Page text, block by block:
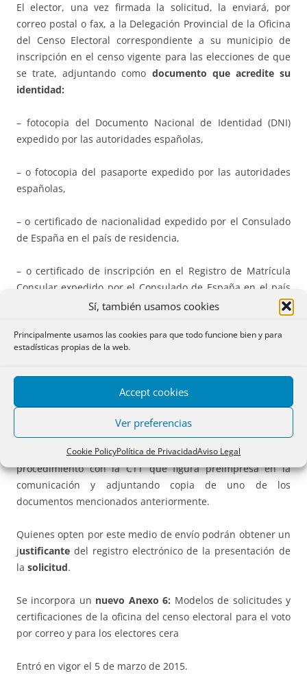
Sí, también usamos cookies
Principalmente usamos las cookies para que todo funcione bien y para
estadísticas propias de la web.
Accept cookies
Ver preferencias
Cookie PolicyPolítica de PrivacidadAviso Legal
El elector, una vez firmada la solicitud, la enviará, por
correo postal o fax, a la Delegación Provincial de la Oficina
del Censo Electoral correspondiente a su municipio de
inscripción en el censo vigente para las elecciones de que
se trate, adjuntando como documento que acredite su
identidad:
– fotocopia del Documento Nacional de Identidad (DNI)
expedido por las autoridades españolas,
– o fotocopia del pasaporte expedido por las autoridades
españolas,
– o certificado de nacionalidad expedido por el Consulado
de España en el país de residencia,
– o certificado de inscripción en el Registro de Matrícula
Consular expedido por el Consulado de España en el país
Elenvío de la solicitud también podrá ser realizado de
forma telemática , accediendo el interesado al
Sede Electrónica del INE,
https://sede.ine.gob.es
acreditando su identidad mediante un certificado
electrónico reconocido, asociado a su DNI. Quienes no
dispongan de certificado electrónico, podrán realizar el
envío de la solicitud por esta misma vía, accediendo al
procedimiento con la CTT que figura preimpresa en la
comunicación y adjuntando copia de uno de los
documentos mencionados anteriormente.
Quienes opten por este medio de envío podrán obtener un
justificante del registro electrónico de la presentación de
la solicitud.
Se incorpora un nuevo Anexo 6: Modelos de solicitudes y
certificaciones de la oficina del censo electoral para el voto
por correo y para los electores cera
Entró en vigor el 5 de marzo de 2015.